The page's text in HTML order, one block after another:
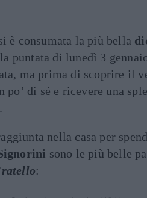
è consumata la più bella
puntata di lunedì 3
ma prima di scoprire il
po’ di sé e ricevere una
.
nella casa per
sono le più belle
: